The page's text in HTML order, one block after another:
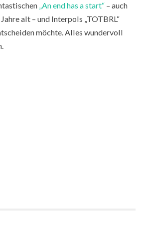
„An end has a start“ – auch
alt – und Interpols „TOTBRL“
möchte. Alles wundervoll